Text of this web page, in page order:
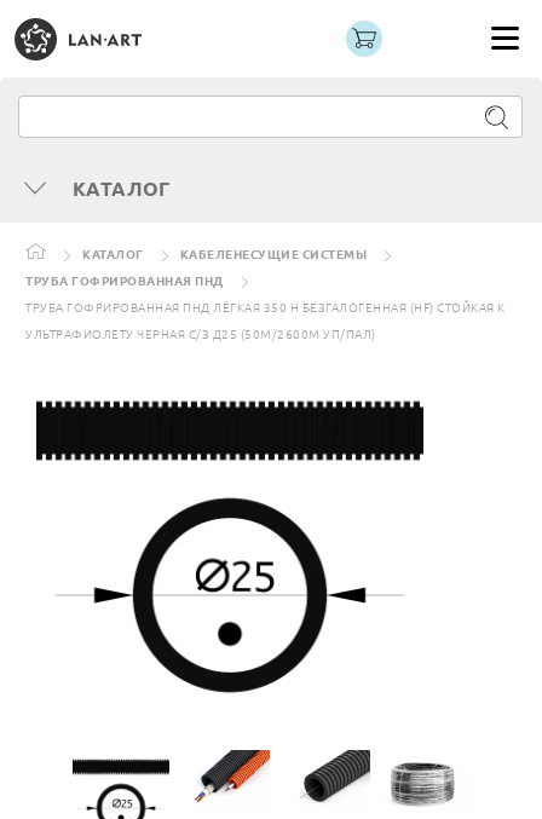
КАТАЛОГ
КАТАЛОГ
КАБЕЛЕНЕСУЩИЕ СИСТЕМЫ
ТРУБА ГОФРИРОВАННАЯ ПНД
ТРУБА ГОФРИРОВАННАЯ ПНД ЛЁГКАЯ 350 Н БЕЗГАЛОГЕННАЯ (HF) СТОЙКАЯ К
УЛЬТРАФИОЛЕТУ ЧЕРНАЯ С/З Д25 (50М/2600М УП/ПАЛ)